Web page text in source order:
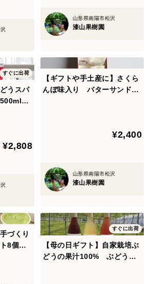
から、ぶどうと向き合った分だけ美
かっているので、雪解けから雪が降
日没まで、一房一房ていねいに丹精
。
ド出荷～
緑色！収穫してすぐのぶどうを丁寧
山形県南陽市松沢
漆山果樹園
すぐに出荷
うスパ
500ml
¥2,808
【ギフトや手土産に】さくら
んぼ味入り バターサンド6
¥2,400
山形県南陽市松沢
漆山果樹園
づくり
8個セ
すぐに出荷
【母の日ギフト】自家栽培ぶ
どうの果汁100% ぶどうジ